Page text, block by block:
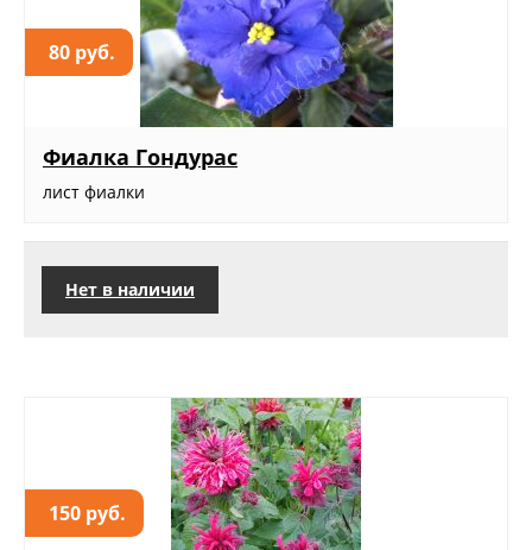
80 руб.
Фиалка Гондурас
лист фиалки
Нет в наличии
150 руб.